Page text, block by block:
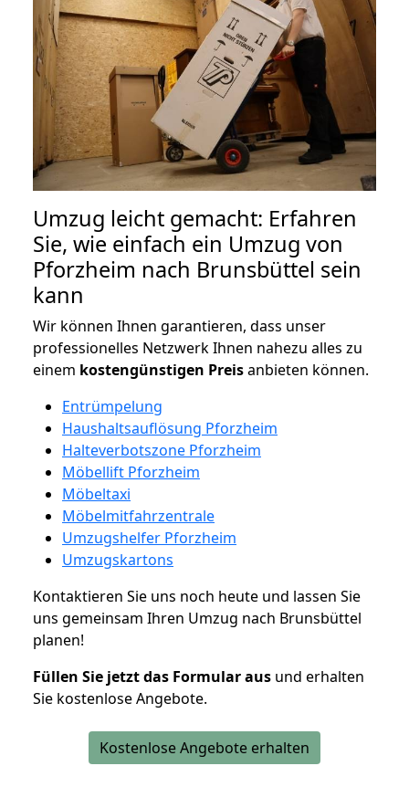
Umzug leicht gemacht: Erfahren
Sie, wie einfach ein Umzug von
Pforzheim nach Brunsbüttel sein
kann
Wir können Ihnen garantieren, dass unser
professionelles Netzwerk Ihnen nahezu alles zu
einem kostengünstigen Preisanbieten können.
Entrümpelung
Haushaltsauflösung Pforzheim
Halteverbotszone Pforzheim
Möbellift Pforzheim
Möbeltaxi
Möbelmitfahrzentrale
Umzugshelfer Pforzheim
Umzugskartons
Kontaktieren Sie uns noch heute und lassen Sie
uns gemeinsam Ihren Umzug nach Brunsbüttel
planen!
Füllen Sie jetzt das Formular aus und erhalten
Sie kostenlose Angebote.
Kostenlose Angebote erhalten